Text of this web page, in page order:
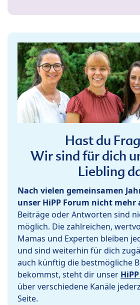
Hast du
Wir sind für dich
Liebling
Nach vielen gemeinsamen
unser HiPP Forum nicht mehr
Beiträge oder Antworten sind
möglich. Die zahlreichen,
Mamas und Experten bleiben
und sind weiterhin für dich
auch künftig die bestmögliche
bekommst, steht dir unser
über verschiedene Kanäle
Seite.